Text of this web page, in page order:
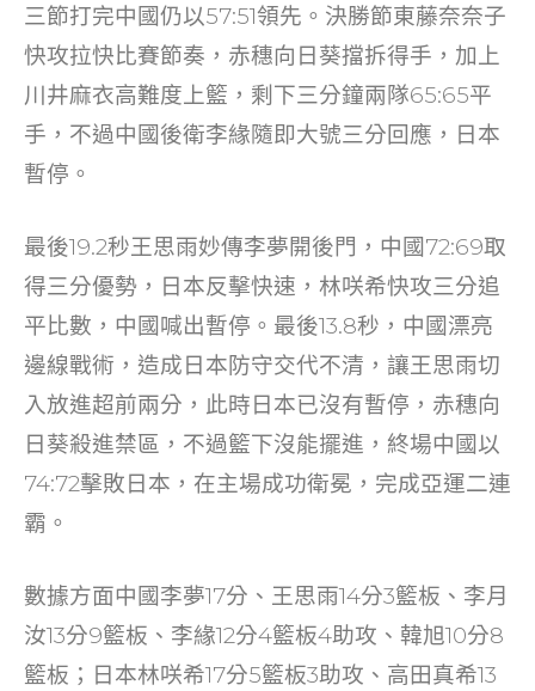
三節打完中國仍以57:51領先。決勝節東藤奈奈子
快攻拉快比賽節奏，赤穗向日葵擋拆得手，加上
川井麻衣高難度上籃，剩下三分鐘兩隊65:65平
手，不過中國後衛李緣隨即大號三分回應，日本
暫停。
最後19.2秒王思雨妙傳李夢開後門，中國72:69取
得三分優勢，日本反擊快速，林咲希快攻三分追
平比數，中國喊出暫停。最後13.8秒，中國漂亮
邊線戰術，造成日本防守交代不清，讓王思雨切
入放進超前兩分，此時日本已沒有暫停，赤穗向
日葵殺進禁區，不過籃下沒能擺進，終場中國以
74:72擊敗日本，在主場成功衛冕，完成亞運二連
霸。
數據方面中國李夢17分、王思雨14分3籃板、李月
汝13分9籃板、李緣12分4籃板4助攻、韓旭10分8
籃板；日本林咲希17分5籃板3助攻、高田真希13